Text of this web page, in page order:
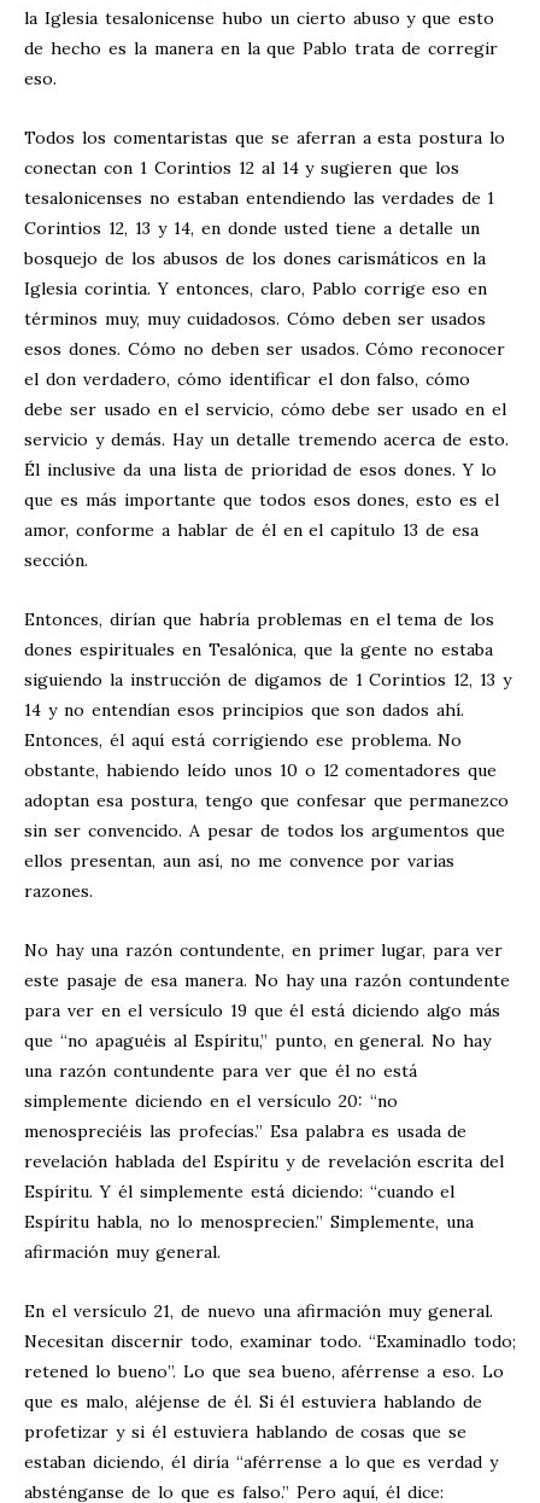
la Iglesia tesalonicense hubo un cierto abuso y que esto
de hecho es la manera en la que Pablo trata de corregir
eso.
Todos los comentaristas que se aferran a esta postura lo
conectan con 1 Corintios 12al 14 y sugieren que los
tesalonicenses no estaban entendiendo las verdades de 1
Corintios 12, 13 y 14, en donde usted tiene a detalle un
bosquejo de los abusos de los dones carismáticos en la
Iglesia corintia. Y entonces, claro, Pablo corrige eso en
términos muy, muy cuidadosos. Cómo deben ser usados
esos dones. Cómo no deben ser usados. Cómo reconocer
el don verdadero, cómo identificar el don falso, cómo
debe ser usado en el servicio, cómo debe ser usado en el
servicio y demás. Hay un detalle tremendo acerca de esto.
Él inclusive da una lista de prioridad de esos dones. Y lo
que es más importante que todos esos dones, esto es el
amor, conforme a hablar de él en el capítulo 13 de esa
sección.
Entonces, dirían que habría problemas en el tema de los
dones espirituales en Tesalónica, que la gente no estaba
siguiendo la instrucción de digamos de 1 Corintios 12, 13 y
14 y no entendían esos principios que son dados ahí.
Entonces, él aquí está corrigiendo ese problema. No
obstante, habiendo leído unos 10 o 12 comentadores que
adoptan esa postura, tengo que confesar que permanezco
sin ser convencido. A pesar de todos los argumentos que
ellos presentan, aun así, no me convence por varias
razones.
No hay una razón contundente, en primer lugar, para ver
este pasaje de esa manera. No hay una razón contundente
para ver en el versículo 19 que él está diciendo algo más
que “no apaguéis al Espíritu,” punto, en general. No hay
una razón contundente para ver que él no está
simplemente diciendo en el versículo 20: “no
menospreciéis las profecías.” Esa palabra es usada de
revelación hablada del Espíritu y de revelación escrita del
Espíritu. Y él simplemente está diciendo: “cuando el
Espíritu habla, no lo menosprecien.” Simplemente, una
afirmación muy general.
En el versículo 21, de nuevo una afirmación muy general.
Necesitan discernir todo, examinar todo. “Examinadlo todo;
retened lo bueno”. Lo que sea bueno, aférrense a eso. Lo
que es malo, aléjense de él. Si él estuviera hablando de
profetizar y si él estuviera hablando de cosas que se
estaban diciendo, él diría “aférrense a lo que es verdad y
absténganse de lo que es falso.” Pero aquí, él dice: